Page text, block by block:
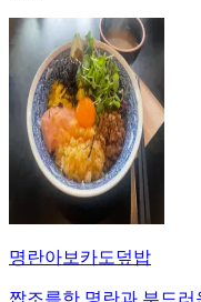
명란아보카도덮밥
짭조름한 명란과 부드